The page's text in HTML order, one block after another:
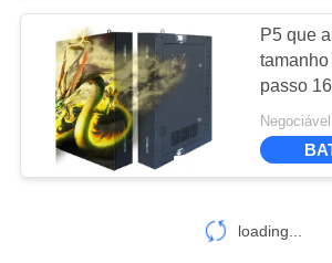
Exibição de
transparente
P5 que
passo
tela de
do
loading...